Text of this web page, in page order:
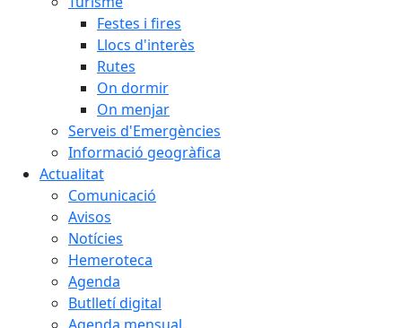
Festes i fires
Llocs d'interès
Rutes
On dormir
On menjar
Serveis d'Emergències
Informació geogràfica
Actualitat
Comunicació
Avisos
Notícies
Hemeroteca
Agenda
Butlletí digital